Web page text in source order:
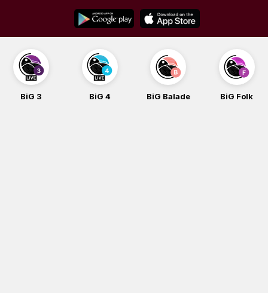
content
BiG 3 BiG 4 BiG Balade BiG Folk